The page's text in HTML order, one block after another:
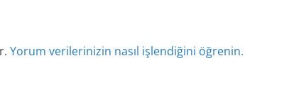
Yorum verilerinizin nasıl işlendiğini öğrenin.